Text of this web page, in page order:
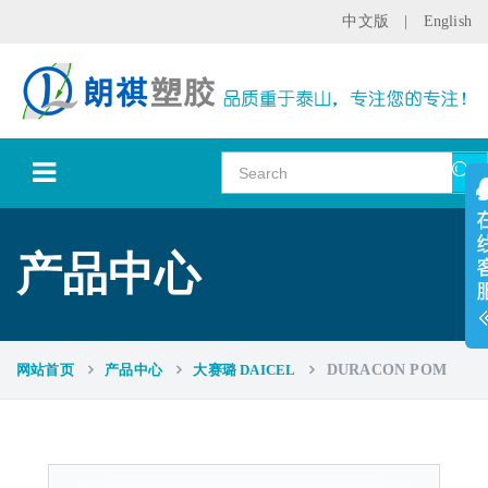
中文版 English
产品中心
网站首页 产品中心 大赛璐 DAICEL DURACON POM